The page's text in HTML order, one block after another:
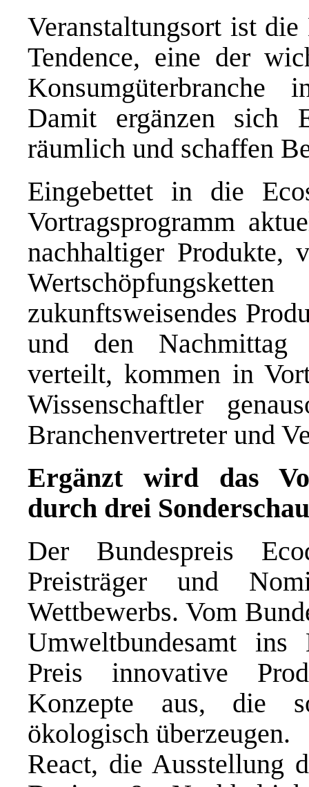
Veranstaltungsort ist
Tendence, eine der
Damit ergänzen sich
räumlich und schaffen
Eingebettet in die
Vortragsprogramm
nachhaltiger Produkte,
zukunftsweisendes
und den Nachmittag
verteilt, kommen in
Wissenschaftler
Branchenvertreter und
Ergänzt wird das
durch drei
Der Bundespreis
Preisträger und
Wettbewerbs. Vom
Umweltbundesamt
Preis innovative
Konzepte aus, die
ökologisch überzeugen.
React, die Ausstellung